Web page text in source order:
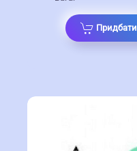
Придбати